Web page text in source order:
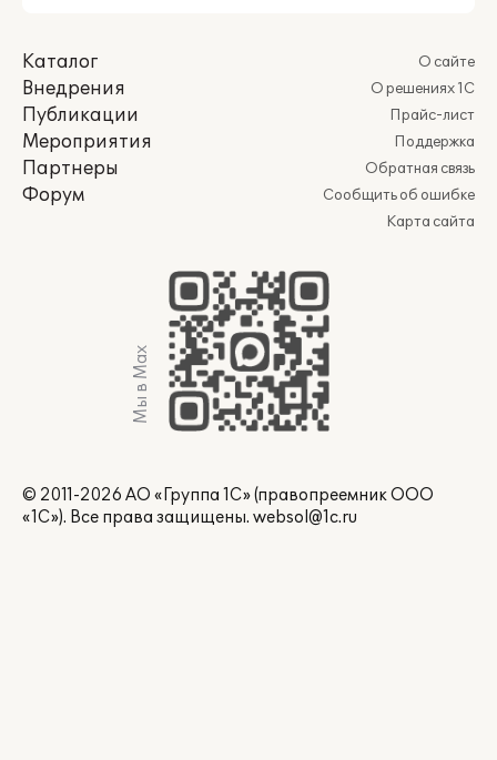
Каталог
Внедрения
Публикации
Мероприятия
Партнеры
Форум
О сайте
О решениях 1С
Прайс-лист
Поддержка
Обратная связь
Сообщить об ошибке
Карта сайта
Мы в Max
© 2011-2026 АО «Группа 1С» (правопреемник ООО
«1С»). Все права защищены. websol@1c.ru